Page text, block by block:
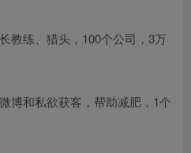
教练、猎头，100个公司，3万
博和私欲获客，帮助减肥，1个